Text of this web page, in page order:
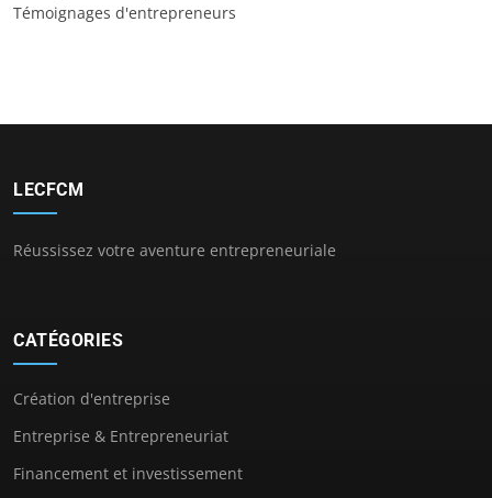
Témoignages d'entrepreneurs
LECFCM
Réussissez votre aventure entrepreneuriale
CATÉGORIES
Création d'entreprise
Entreprise & Entrepreneuriat
Financement et investissement